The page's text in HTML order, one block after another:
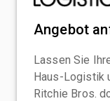
Angebot
Lassen Sie
Haus-Logistik
Ritchie Bros.